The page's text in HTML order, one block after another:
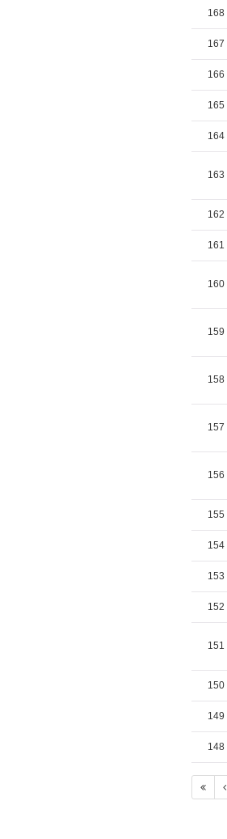
168
167
166
165
164
163
162
161
160
159
158
157
156
155
154
153
152
151
150
149
148